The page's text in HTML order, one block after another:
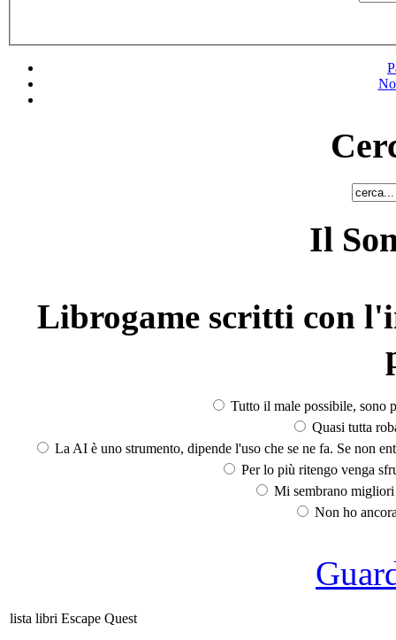
Il
Librogame scritti con
Tutto il male possibile, sono
Quasi tutta
La AI è uno strumento, dipende l'uso che se ne fa. Se non
Per lo più ritengo venga
Mi sembrano
Non ho
lista libri Escape Quest